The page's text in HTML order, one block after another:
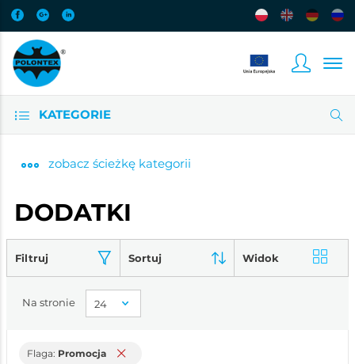
KATEGORIE
zobacz ścieżkę kategorii
DODATKI
Filtruj Sortuj Widok
Na stronie
Flaga: Promocja